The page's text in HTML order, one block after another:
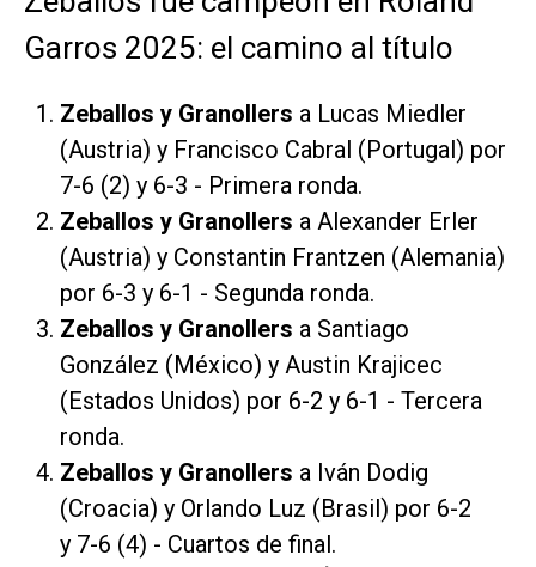
Garros 2025: el camino al título
Zeballos y Granollers a Lucas Miedler
(Austria) y Francisco Cabral (Portugal) por
7-6 (2) y 6-3 - Primera ronda.
Zeballos y Granollers a Alexander Erler
(Austria) y Constantin Frantzen (Alemania)
por 6-3 y 6-1 - Segunda ronda.
Zeballos y Granollers a Santiago
González (México) y Austin Krajicec
(Estados Unidos) por 6-2 y 6-1 - Tercera
ronda.
Zeballos y Granollers a Iván Dodig
(Croacia) y Orlando Luz (Brasil) por 6-2
y 7-6 (4) - Cuartos de final.